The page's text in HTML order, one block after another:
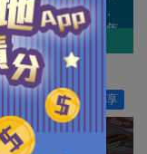
會前高級副主席、
會前副會長、5.12年
顧問 、香港建設管理
港建造專業人士協
其他博評
水月
分享
55